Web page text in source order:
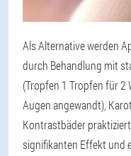
Als Alternative werden
durch Behandlung mit
(Tropfen 1 Tropfen für 2
Augen angewandt),
Kontrastbäder
signifikanten Effekt und